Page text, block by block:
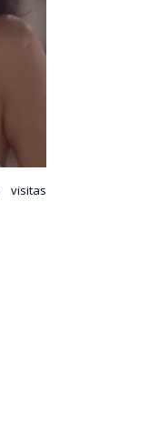
visitas